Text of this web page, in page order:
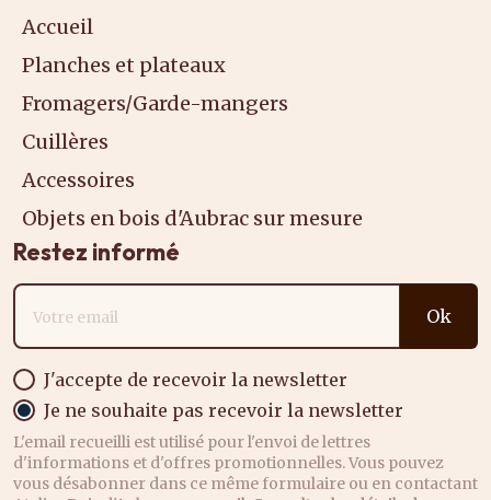
Accueil
Planches et plateaux
Fromagers/Garde-mangers
Cuillères
Accessoires
Objets en bois d'Aubrac sur mesure
Restez informé
Adresse email
Ok
J'accepte de recevoir la newsletter
Je ne souhaite pas recevoir la newsletter
L'email recueilli est utilisé pour l'envoi de lettres
d'informations et d'offres promotionnelles. Vous pouvez
vous désabonner dans ce même formulaire ou en contactant